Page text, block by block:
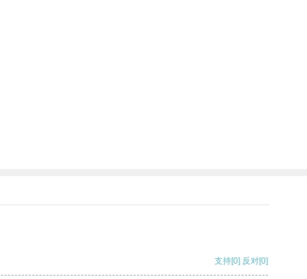
支持[0] 反对[0]